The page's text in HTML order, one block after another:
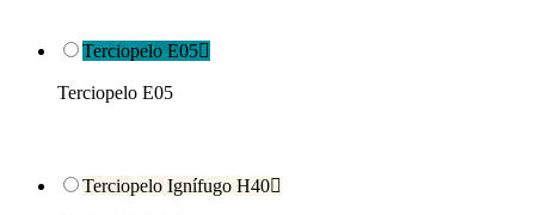
Terciopelo E05
Terciopelo E05
Terciopelo Ignífugo H40